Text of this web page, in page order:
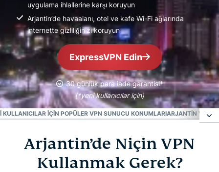
uygulama ihlallerine karşı koruyun
Arjantin’de havaalanı, otel ve kafe Wi-Fi ağlarında
internette gizliliğinizi koruyun
ExpressVPN Edin
30 günlük para iade garantisi*
(*yeni kullanıcılar için)
KULLANICILAR İÇIN POPÜLER VPN SUNUCU KONUMLARIARJANTIN
Arjantin’de Niçin VPN Kullanmak Gerek?
Arjantin’de Niçin VPN
Kullanmak Gerek?